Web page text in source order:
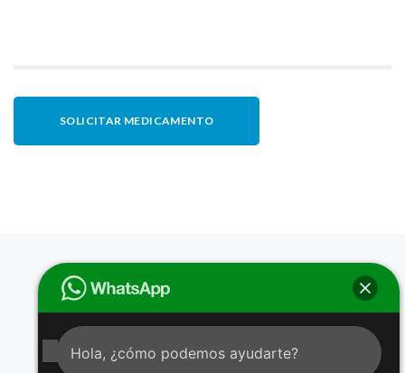
SOLICITAR MEDICAMENTO
Hola, ¿cómo podemos ayudarte?